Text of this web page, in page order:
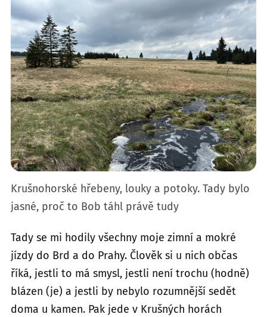
Krušnohorské hřebeny, louky a potoky. Tady bylo
jasné, proč to Bob táhl právě tudy
Tady se mi hodily všechny moje zimní a mokré
jízdy do Brd a do Prahy. Člověk si u nich občas
říká, jestli to má smysl, jestli není trochu (hodně)
blázen (je) a jestli by nebylo rozumnější sedět
doma u kamen. Pak jede v Krušných horách